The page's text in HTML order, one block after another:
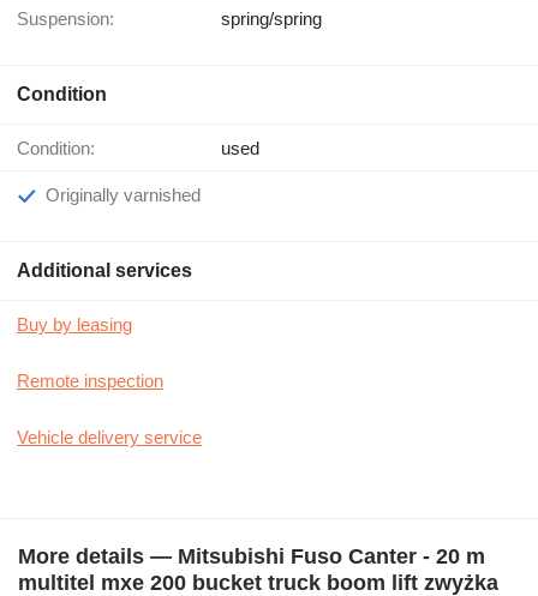
Suspension: spring/spring
Condition
Condition: used
Originally varnished
Additional services
Buy by leasing
Remote inspection
Vehicle delivery service
More details — Mitsubishi Fuso Canter - 20 m
multitel mxe 200 bucket truck boom lift zwyżka